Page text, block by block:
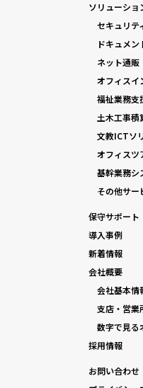
ソリューショ
セキュリテ
ドキュメ
ネット通販
オフィスイ
福祉業務支
土木工事積
文教ICTソ
オフィスツ
基幹業務シ
その他サー
保守サポート
導入事例
新着情報
会社概要
会社基本情
支店・営業
数字で見る
採用情報
お問い合わせ